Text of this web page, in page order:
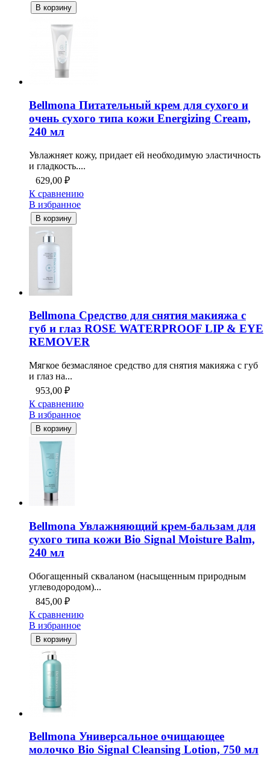
В корзину
Bellmona Питательный крем для сухого и
очень сухого типа кожи Energizing Cream,
240 мл
Увлажняет кожу, придает ей необходимую эластичность
и гладкость....
629,00 ₽
К сравнению
В избранное
В корзину
Bellmona Средство для снятия макияжа с
губ и глаз ROSE WATERPROOF LIP & EYE
REMOVER
Мягкое безмасляное средство для снятия макияжа с губ
и глаз на...
953,00 ₽
К сравнению
В избранное
В корзину
Bellmona Увлажняющий крем-бальзам для
сухого типа кожи Bio Signal Moisture Balm,
240 мл
Обогащенный скваланом (насыщенным природным
углеводородом)...
845,00 ₽
К сравнению
В избранное
В корзину
Bellmona Универсальное очищающее
молочко Bio Signal Cleansing Lotion, 750 мл